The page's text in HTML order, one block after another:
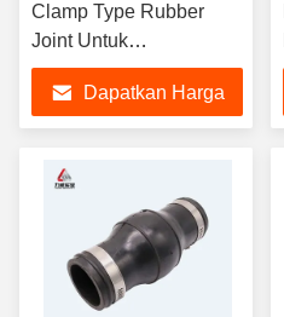
Clamp Type Rubber
Joint Untuk
Penggeseran Poros
Dan Gabungan Saluran
Pipa
Dapatkan Harga